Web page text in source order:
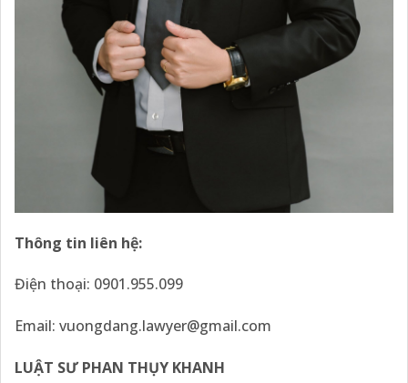
Thông tin liên hệ:
Điện thoại: 0901.955.099
Email: vuongdang.lawyer@gmail.com
LUẬT SƯ PHAN THỤY KHANH